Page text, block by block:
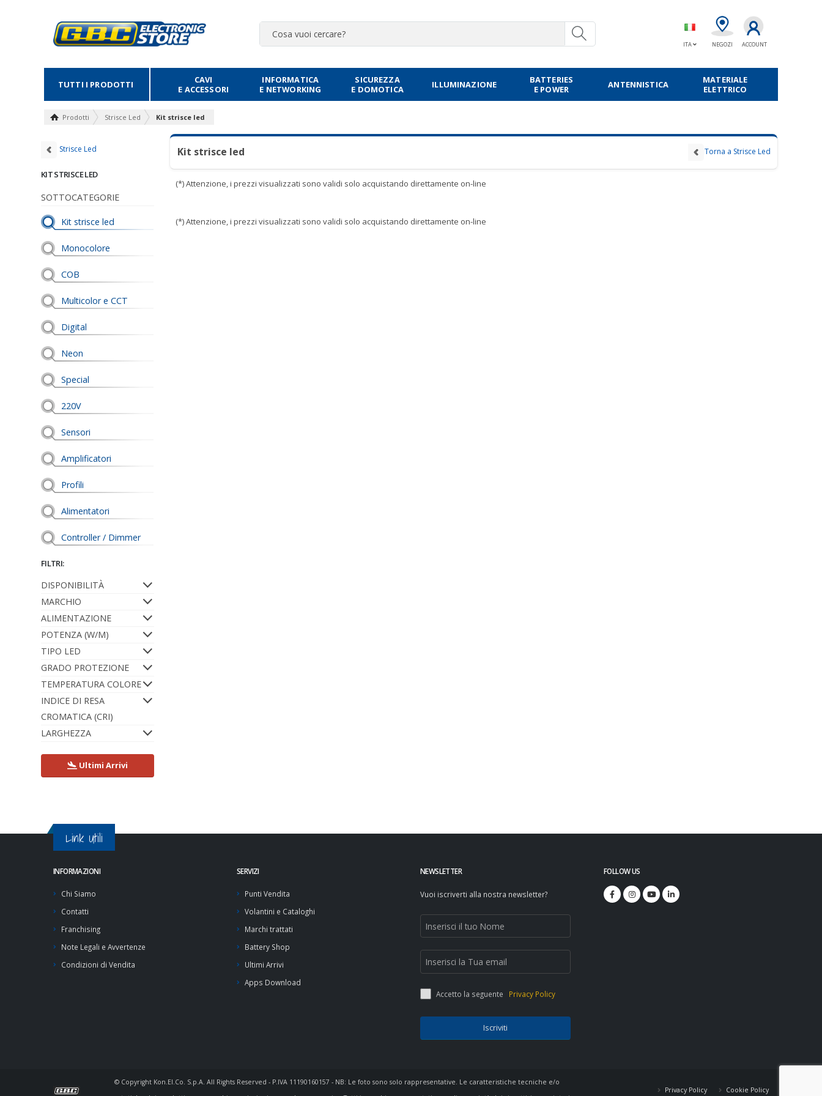
ITA NEGOZI ACCOUNT
TUTTI I PRODOTTI
CAVI
E ACCESSORI
INFORMATICA
E NETWORKING
SICUREZZA
E DOMOTICA
ILLUMINAZIONE
BATTERIES
E POWER
ANTENNISTICA
MATERIALE
ELETTRICO
Prodotti Strisce Led Kit strisce led
Strisce Led
KIT STRISCE LED
SOTTOCATEGORIE
Kit strisce led
Monocolore
COB
Multicolor e CCT
Digital
Neon
Special
220V
Sensori
Amplificatori
Profili
Alimentatori
Controller / Dimmer
FILTRI:
DISPONIBILITÀ
MARCHIO
ALIMENTAZIONE
POTENZA (W/M)
TIPO LED
GRADO PROTEZIONE
TEMPERATURA COLORE
INDICE DI RESA
CROMATICA (CRI)
LARGHEZZA
Ultimi Arrivi
Kit strisce led Torna a Strisce Led
(*) Attenzione, i prezzi visualizzati sono validi solo acquistando direttamente on-line
(*) Attenzione, i prezzi visualizzati sono validi solo acquistando direttamente on-line
Link Utili
INFORMAZIONI
Chi Siamo
Contatti
Franchising
Note Legali e Avvertenze
Condizioni di Vendita
SERVIZI
Punti Vendita
Volantini e Cataloghi
Marchi trattati
Battery Shop
Ultimi Arrivi
Apps Download
NEWSLETTER
Vuoi iscriverti alla nostra newsletter?
Accetto la seguente Privacy Policy
Iscriviti
FOLLOW US
© Copyright Kon.El.Co. S.p.A. All Rights Reserved - P.IVA 11190160157 - NB: Le foto sono solo rappresentative. Le caratteristiche tecniche e/o
Privacy Policy Cookie Policy